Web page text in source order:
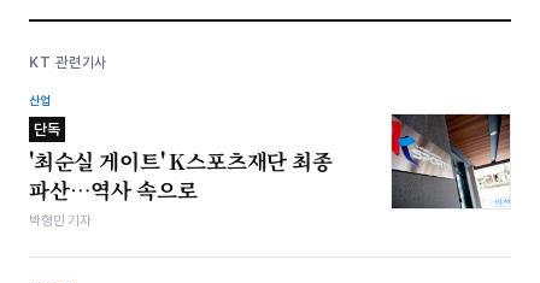
KT 관련기사
산업
단독
'최순실 게이트' K스포츠재단 최종
파산…역사 속으로
박형민 기자